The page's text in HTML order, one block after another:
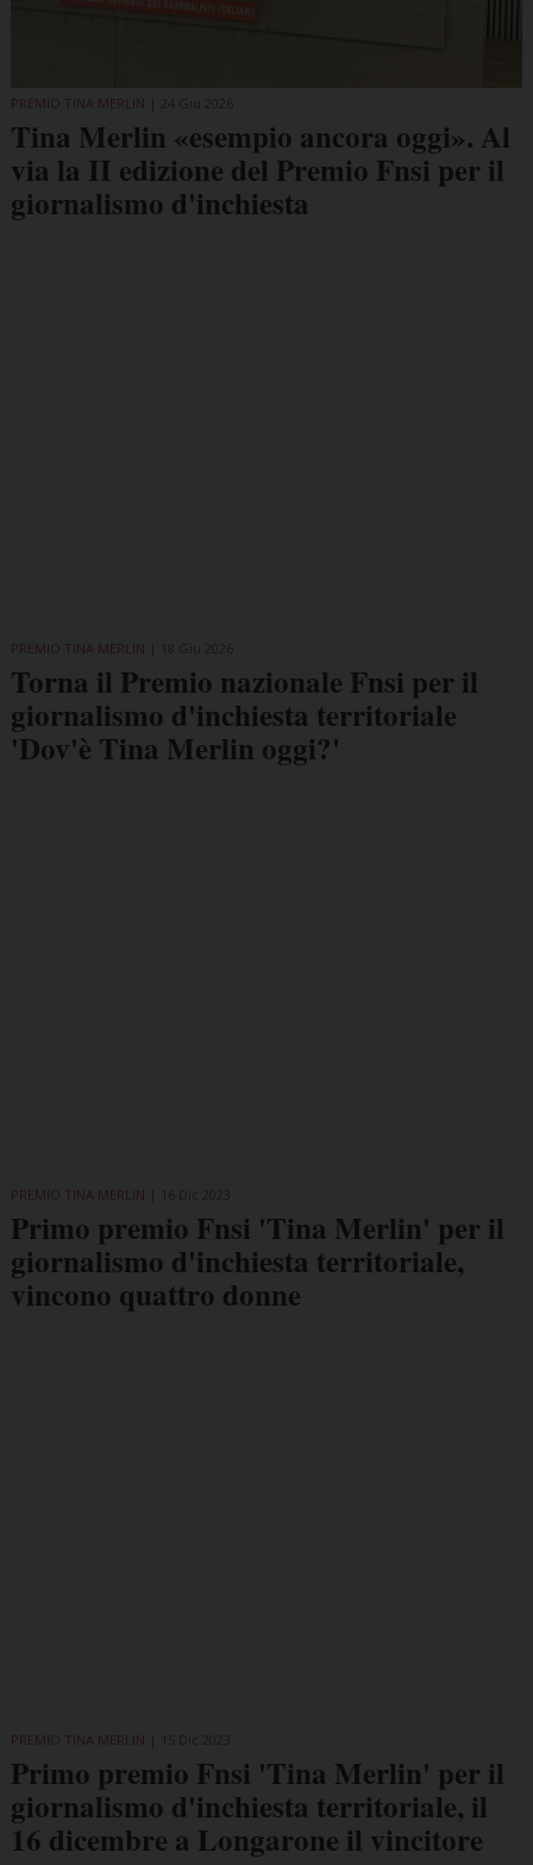
PREMIO TINA MERLIN
Tina Merlin «esempio ancora oggi». Al
via la II edizione del Premio Fnsi per il
giornalismo d'inchiesta
PREMIO TINA MERLIN
Torna il Premio nazionale Fnsi per il
giornalismo d'inchiesta territoriale
'Dov'è Tina Merlin oggi?'
PREMIO TINA MERLIN
Primo premio Fnsi 'Tina Merlin' per il
giornalismo d'inchiesta territoriale,
vincono quattro donne
PREMIO TINA MERLIN
Primo premio Fnsi 'Tina Merlin' per il
giornalismo d'inchiesta territoriale, il
16 dicembre a Longarone il vincitore